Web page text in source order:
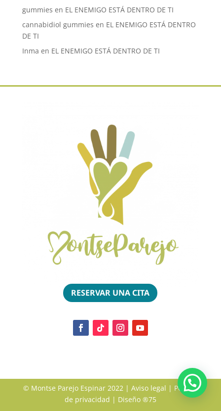
gummies en EL ENEMIGO ESTÁ DENTRO DE TI
cannabidiol gummies en EL ENEMIGO ESTÁ DENTRO
DE TI
Inma en EL ENEMIGO ESTÁ DENTRO DE TI
RESERVAR UNA CITA
© Montse Parejo Espinar 2022 | Aviso legal | Política
de privacidad | Diseño ®75